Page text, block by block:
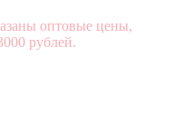
оптовые цены,
рублей.